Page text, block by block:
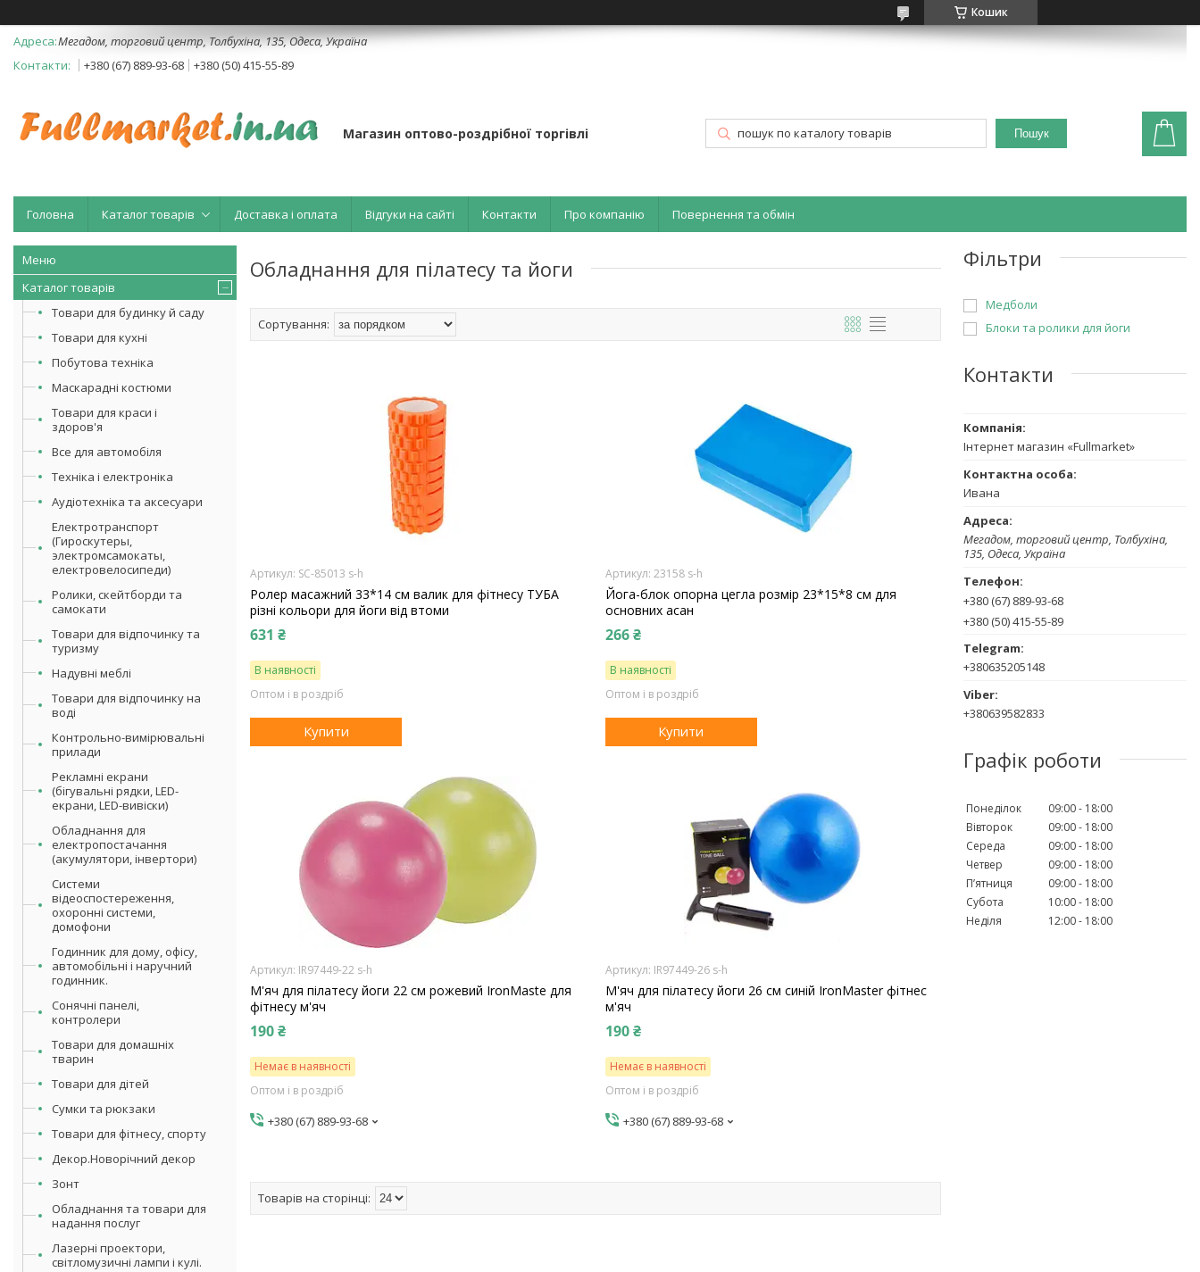
Кошик
Мегадом, торговий центр, Толбухіна, 135, Одеса, Україна
+380 (67) 889-93-68
+380 (50) 415-55-89
Магазин оптово-роздрібної торгівлі Пошук
Головна Каталог товарів Доставка і оплата Відгуки на сайті Контакти Про компанію Повернення та обмін
Каталог товарів
Товари для будинку й саду
Товари для кухні
Побутова техніка
Маскарадні костюми
Товари для краси і
здоров'я
Все для автомобіля
Техніка і електроніка
Аудіотехніка та аксесуари
Електротранспорт
(Гироскутеры,
электромсамокаты,
електровелосипеди)
Ролики, скейтборди та
самокати
Товари для відпочинку та
туризму
Надувні меблі
Товари для відпочинку на
воді
Контрольно-вимірювальні
прилади
Рекламні екрани
(бігувальні рядки, LED-
екрани, LED-вивіски)
Обладнання для
електропостачання
(акумулятори, інвертори)
Системи
відеоспостереження,
охоронні системи,
домофони
Годинник для дому, офісу,
автомобільні і наручний
годинник.
Сонячні панелі,
контролери
Товари для домашніх
тварин
Товари для дітей
Сумки та рюкзаки
Товари для фітнесу, спорту
Декор.Новорічний декор
Зонт
Обладнання та товари для
надання послуг
Лазерні проектори,
світломузичні лампи і кулі.
Обладнання для пілатесу та йоги
SC-85013 s-h
Ролер масажний 33*14 см валик для фітнесу ТУБА
різні кольори для йоги від втоми
631 ₴
В наявності
Оптом і в роздріб
Купити
23158 s-h
Йога-блок опорна цегла розмір 23*15*8 см для
основних асан
266 ₴
В наявності
Оптом і в роздріб
Купити
IR97449-22 s-h
М'яч для пілатесу йоги 22 см рожевий IronMaste для
фітнесу м'яч
190 ₴
Немає в наявності
Оптом і в роздріб
+380 (67) 889-93-68
IR97449-26 s-h
М'яч для пілатесу йоги 26 см синій IronMaster фітнес
м'яч
190 ₴
Немає в наявності
Оптом і в роздріб
+380 (67) 889-93-68
Фільтри
Медболи
Блоки та ролики для йоги
Контакти
Інтернет магазин «Fullmarket»
Ивана
Мегадом, торговий центр, Толбухіна,
135, Одеса, Україна
+380 (67) 889-93-68
+380 (50) 415-55-89
+380635205148
+380639582833
Графік роботи
Понеділок 09:00
18:00
Вівторок
09:00
18:00
Середа
09:00
18:00
Четвер
09:00
18:00
Пʼятниця
09:00
18:00
Субота
10:00
18:00
Неділя
12:00 18:00